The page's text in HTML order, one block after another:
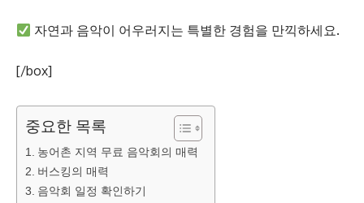
자연과 음악이 어우러지는 특별한 경험을 만끽하세요.
[/box]
중요한 목록
농어촌 지역 무료 음악회의 매력
버스킹의 매력
음악회 일정 확인하기